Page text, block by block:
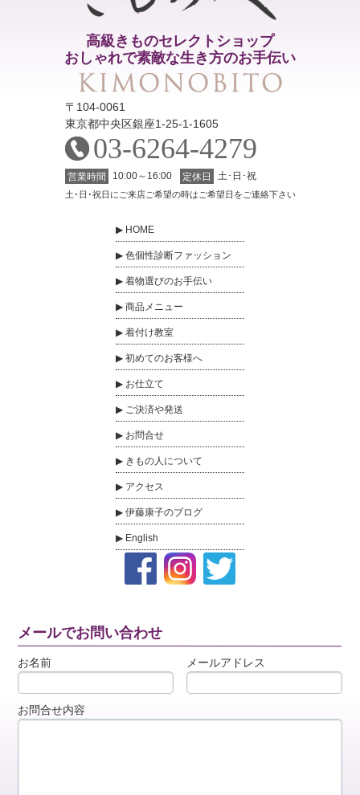
高級きものセレクトショップ
おしゃれで素敵な生き方のお手伝い
〒104-0061
東京都中央区銀座1-25-1-1605
03-6264-4279
営業時間 10:00～16:00 定休日 土･日･祝
土･日･祝日にご来店ご希望の時はご希望日をご連絡下さい
HOME
色個性診断ファッション
着物選びのお手伝い
商品メニュー
着付け教室
初めてのお客様へ
お仕立て
ご決済や発送
お問合せ
きもの人について
アクセス
伊藤康子のブログ
English
メールでお問い合わせ
お名前 メールアドレス
お問合せ内容